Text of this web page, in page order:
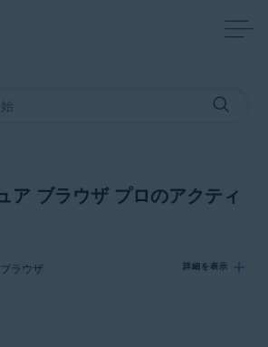
ア ブラウザ プロのアクティ
ラウザ 詳細を表示